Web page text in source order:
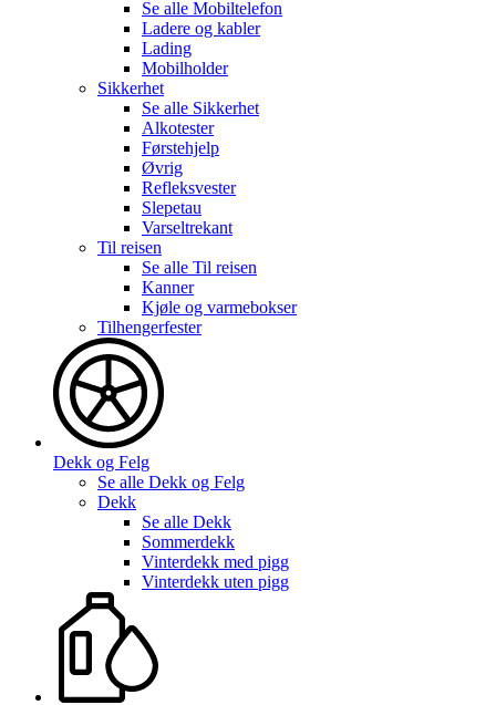
Se alle Mobiltelefon
Ladere og kabler
Lading
Mobilholder
Sikkerhet
Se alle Sikkerhet
Alkotester
Førstehjelp
Øvrig
Refleksvester
Slepetau
Varseltrekant
Til reisen
Se alle Til reisen
Kanner
Kjøle og varmebokser
Tilhengerfester
Dekk og Felg
Se alle Dekk og Felg
Dekk
Se alle Dekk
Sommerdekk
Vinterdekk med pigg
Vinterdekk uten pigg